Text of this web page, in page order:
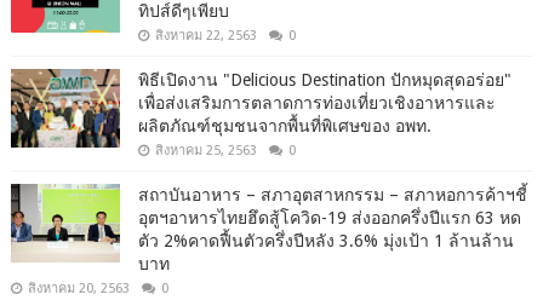
ทิปส์ดีๆเพียบ
สิงหาคม 22, 2563 0
พิธีเปิดงาน "Delicious Destination ปักหมุดสุดอร่อย"
เพื่อส่งเสริมการตลาดการท่องเที่ยวเชิงอาหารและ
ผลิตภัณฑ์ชุมชนจากพื้นที่พิเศษของ อพท.
สิงหาคม 25, 2563 0
สถาบันอาหาร – สภาอุตสาหกรรม – สภาหอการค้าฯชี้
อุตฯอาหารไทยฮึดสู้โควิด-19 ส่งออกครึ่งปีแรก 63 หด
ตัว 2%คาดฟื้นตัวครึ่งปีหลัง 3.6% มุ่งเป้า 1 ล้านล้าน
บาท
สิงหาคม 20, 2563 0